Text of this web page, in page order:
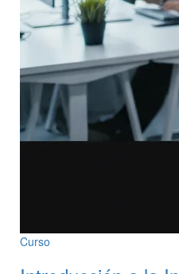
Curso